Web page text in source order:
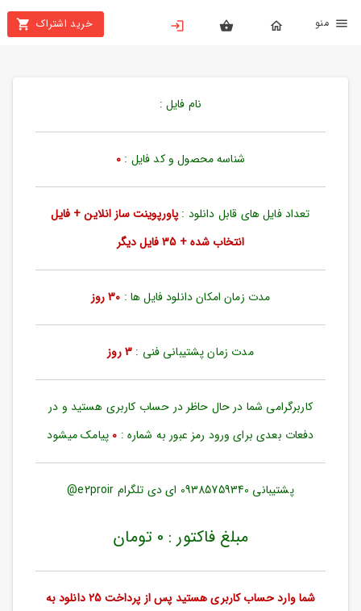
خرید اشتراک
بستن
پاورپوینت
ساخت
کاربری
ورود
به
کاربری
ثبت
نام فایل :
شناسه محصول و کد فایل : 0
تعداد فایل های قابل دانلود : پاورپوینت ساز انلاین + فایل
انتخاب شده + 35 فایل دیگر
مدت زمان امکان دانلود فایل ها : 30 روز
مدت زمان پشتیبانی فنی : 3 روز
کاربرگرامی شما در حال حاظر در حساب کاربری هستید و در
دفعات بعدی برای ورود رمز عبور به شماره : 0 پیامک میشود
پشتیبانی 09385759340 ای دی تلگرام e2proir@
مبلغ فاکتور : 0 تومان
شما وارد حساب کاربری هستید پس از پرداخت 25 دانلود به